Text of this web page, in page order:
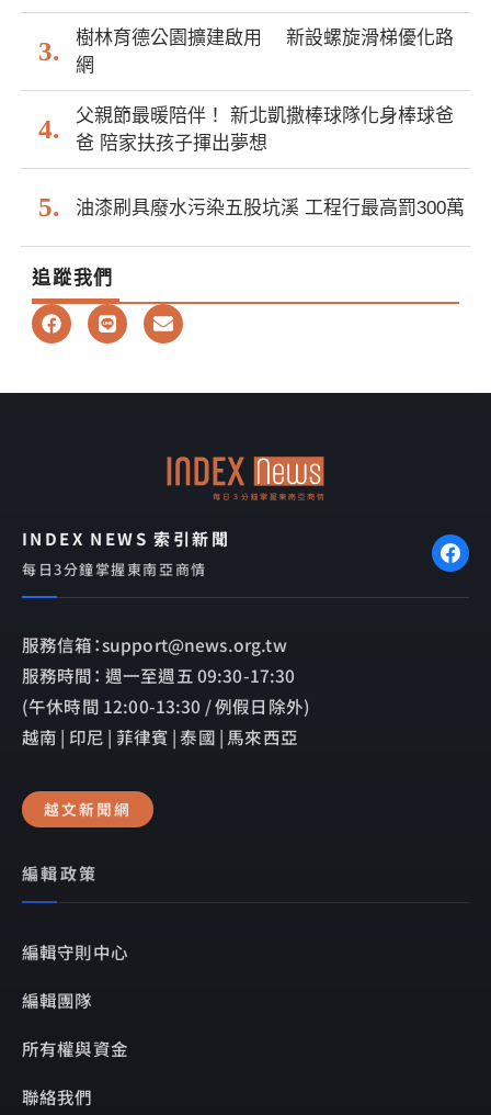
樹林育德公園擴建啟用 新設螺旋滑梯優化路
網
父親節最暖陪伴！ 新北凱撒棒球隊化身棒球爸
爸 陪家扶孩子揮出夢想
油漆刷具廢水污染五股坑溪 工程行最高罰300萬
追蹤我們
F
a
b
L
i
E
n
l
e
INDEX NEWS 索引新聞
每日3分鐘掌握東南亞商情
服務信箱：support@news.org.tw
服務時間： 週一至週五 09:30-17:30
(午休時間 12:00-13:30 / 例假日除外)
越南 | 印尼 | 菲律賓 | 泰國 | 馬來西亞
越文新聞網
編輯政策
編輯守則中心
編輯團隊
所有權與資金
聯絡我們